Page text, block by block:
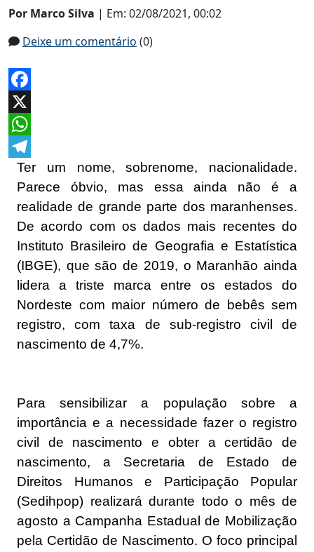
Por Marco Silva | Em: 02/08/2021, 00:02
Deixe um comentário (0)
Facebook
X
WhatsApp
Telegram
Ter um nome, sobrenome, nacionalidade.
Parece óbvio, mas essa ainda não é a
realidade de grande parte dos maranhenses.
De acordo com os dados mais recentes do
Instituto Brasileiro de Geografia e Estatística
(IBGE), que são de 2019, o Maranhão ainda
lidera a triste marca entre os estados do
Nordeste com maior número de bebês sem
registro, com taxa de sub-registro civil de
nascimento de 4,7%.
Para sensibilizar a população sobre a
importância e a necessidade fazer o registro
civil de nascimento e obter a certidão de
nascimento, a Secretaria de Estado de
Direitos Humanos e Participação Popular
(Sedihpop) realizará durante todo o mês de
agosto a Campanha Estadual de Mobilização
pela Certidão de Nascimento. O foco principal